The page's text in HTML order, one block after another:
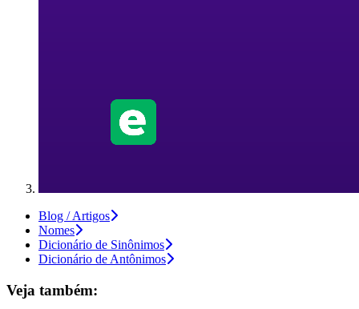
Blog / Artigos
Nomes
Dicionário de Sinônimos
Dicionário de Antônimos
Veja também: